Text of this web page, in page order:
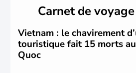
nom récent de l'ancienne Saïgon.
Carnet de voyage
Vietnam : le chavirement
touristique fait 15 morts
Quoc